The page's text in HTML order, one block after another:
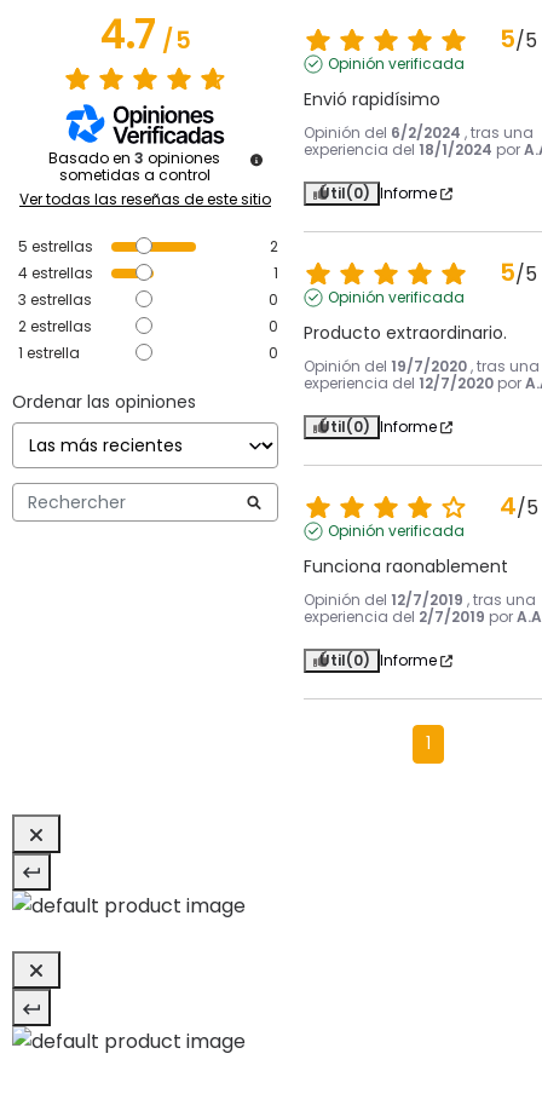
4.7/5
Basado en 3 opiniones
sometidas a control
Ver todas las reseñas de este sitio
5 estrellas
2
4estrellas
1
3 estrellas
0
2estrellas
0
1 estrella 0
Ordenar las opiniones
5/5
Opinión verificada
Envió rapidísimo
Opinión del 6/2/2024 , tras una
experiencia del 18/1/2024 por
Útil(0) Informe
5/5
Opinión verificada
Producto extraordinario.
Opinión del 19/7/2020 , tras una
experiencia del 12/7/2020 por
Útil(0) Informe
4/5
Opinión verificada
Funciona raonablement
Opinión del 12/7/2019 , tras una
experiencia del 2/7/2019 por
Útil(0) Informe
1